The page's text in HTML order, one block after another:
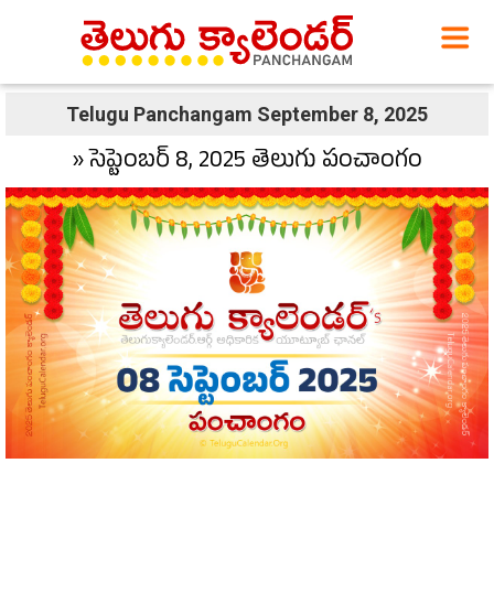
Telugu Panchangam September 8, 2025
» సెప్టెంబర్ 8, 2025 తెలుగు పంచాంగం